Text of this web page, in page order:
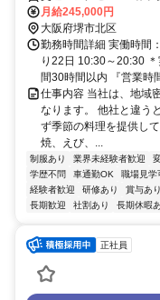
月給245,000円
大阪府堺市北区
勤務時間詳細 実働時間
り22日 10:30～20:30
間30時間以内 『営業時
仕事内容 当社は、地域
なります。 他社と違う
ず季節の料理を提供し
焼、えび、...
制服あり 業界未経験者歓迎
学歴不問
車通勤OK 職場見学
経験者歓迎
研修あり 賞与あり
長期歓迎
社割あり 長期休暇
正社員